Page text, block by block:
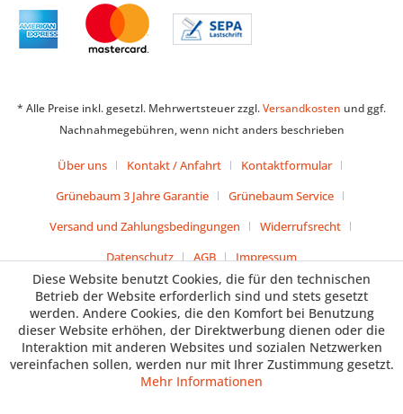
* Alle Preise inkl. gesetzl. Mehrwertsteuer zzgl.Versandkosten und ggf.
Nachnahmegebühren, wenn nicht anders beschrieben
Über uns Kontakt / Anfahrt
Kontaktformular
Grünebaum 3 Jahre Garantie
Grünebaum Service
Versand und Zahlungsbedingungen
Widerrufsrecht
Datenschutz
AGB Impressum
Diese Website benutzt Cookies, die für den technischen
Betrieb der Website erforderlich sind und stets gesetzt
werden. Andere Cookies, die den Komfort bei Benutzung
dieser Website erhöhen, der Direktwerbung dienen oder die
Interaktion mit anderen Websites und sozialen Netzwerken
vereinfachen sollen, werden nur mit Ihrer Zustimmung gesetzt.
Mehr Informationen